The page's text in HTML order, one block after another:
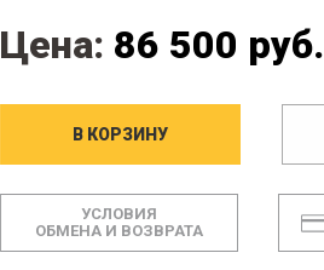
Цена: 86 500 руб.
В КОРЗИНУ
УСЛОВИЯ
ОБМЕНА И ВОЗВРАТА